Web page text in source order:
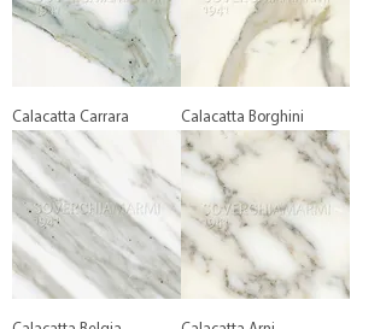
Calacatta Carrara Calacatta Borghini